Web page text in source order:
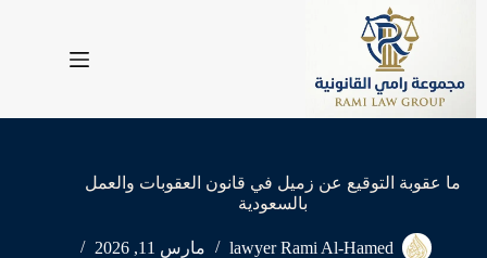
ما عقوبة التوقيع عن زميل في قانون العقوبات والعمل
بالسعودية
lawyer Rami Al-Hamed
مارس 11, 2026